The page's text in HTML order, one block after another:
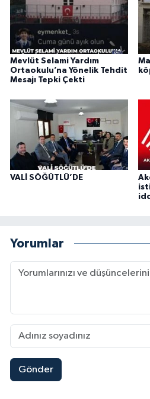
Mevlüt Selami Yardım
Ortaokulu’na Yönelik Tehdit
Mesajı Tepki Çekti
VALİ SÖĞÜTLÜ’DE
Yorumlar
Gönder